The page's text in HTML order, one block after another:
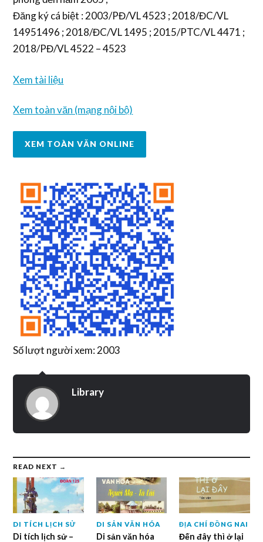
Đăng ký cá biệt : 2003/PĐ/VL 4523 ; 2018/ĐC/VL
14951496 ; 2018/ĐC/VL 1495 ; 2015/PTC/VL 4471 ;
2018/PĐ/VL 4522 – 4523
Xem tài liệu
Xem toàn văn (mạng nội bộ)
XEM TOÀN VĂN ONLINE
Số lượt người xem: 2003
Library
READ NEXT →
DI TÍCH LỊCH SỬ
Di tích lịch sử –
DI SẢN VĂN HÓA
Di sản văn hóa
ĐỊA CHÍ ĐỒNG NAI
Đến đây thì ở lại